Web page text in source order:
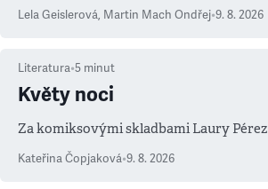
Lela Geislerová, Martin Mach Ondřej•9. 8. 2026
Literatura•5 minut
Květy noci
Za komiksovými skladbami Laury Pérez
Kateřina Čopjaková•9. 8. 2026